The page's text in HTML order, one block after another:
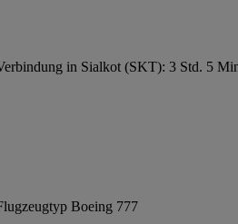
in Sialkot (SKT): 3 Std. 5
Boeing 777